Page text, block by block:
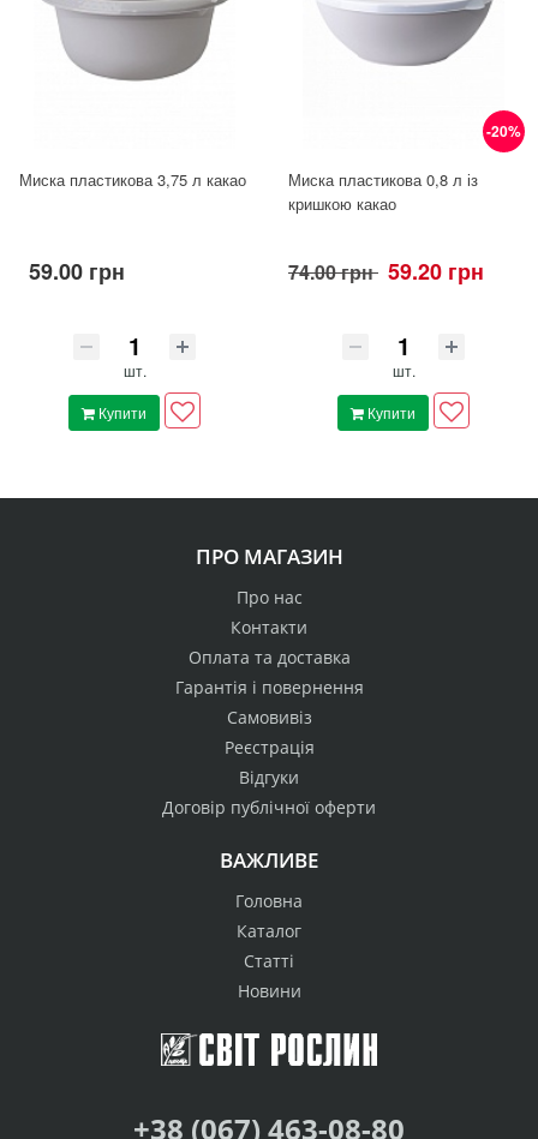
Миска пластикова 3,75 л какао
59.00 грн
шт.
Купити
-20%
Миска пластикова 0,8 л із
кришкою какао
74.00 грн 59.20 грн
шт.
Купити
ПРО МАГАЗИН
Про нас
Контакти
Оплата та доставка
Гарантія і повернення
Самовивіз
Реєстрація
Відгуки
Договір публічної оферти
ВАЖЛИВЕ
Головна
Каталог
Статті
Новини
+38 (067) 463-08-80